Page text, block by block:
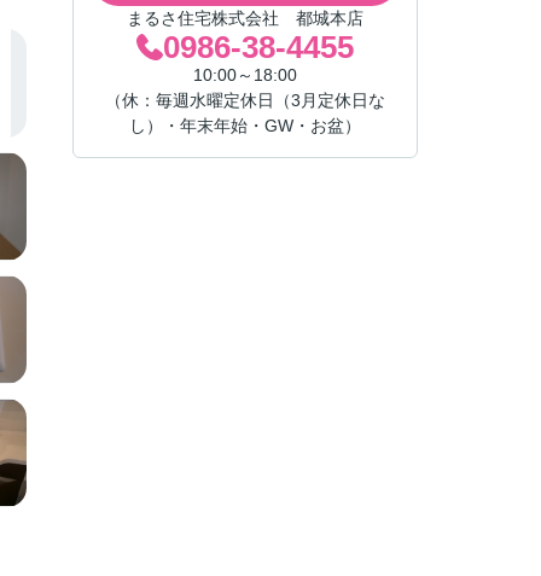
まるさ住宅株式会社 都城本店
0986-38-4455
10:00～18:00
（休：毎週水曜定休日（3月定休日な
し）・年末年始・GW・お盆）